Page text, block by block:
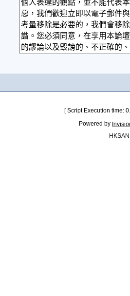
[ Script Execution time:
Powered by